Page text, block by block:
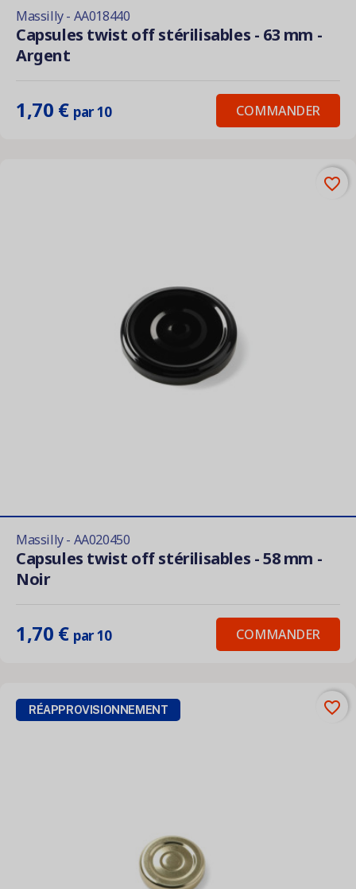
Massilly - AA018440
Capsules twist off stérilisables - 63 mm -
Argent
1,70 € par 10 COMMANDER
Massilly - AA020450
Capsules twist off stérilisables - 58 mm -
Noir
1,70 € par 10 COMMANDER
favorite_border
RÉAPPROVISIONNEMENT favorite_border